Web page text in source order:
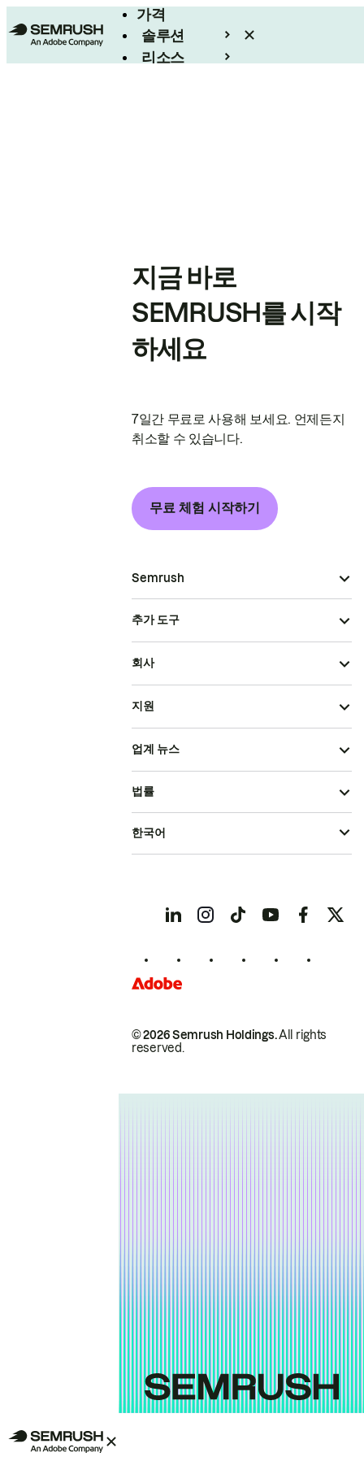
가격
솔루션
리소스
지금 바로
SEMRUSH를 시작
하세요
7일간 무료로 사용해 보세요. 언제든지
취소할 수 있습니다.
무료 체험 시작하기
Semrush
추가 도구
회사
지원
업계 뉴스
© 2026 Semrush Holdings.All rights
reserved.
법률
한국어